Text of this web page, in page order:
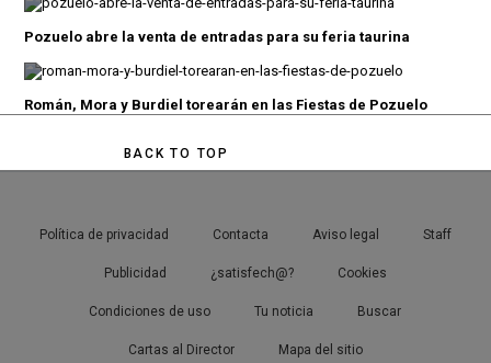
Pozuelo abre la venta de entradas para su feria taurina
Román, Mora y Burdiel torearán en las Fiestas de Pozuelo
BACK TO TOP
Política de privacidad Contacta Aviso legal Staff
Publicidad ¿satisfech@? Cookies
Condiciones de uso Tu noticia Buscar
Cartas al Director Mapa del sitio